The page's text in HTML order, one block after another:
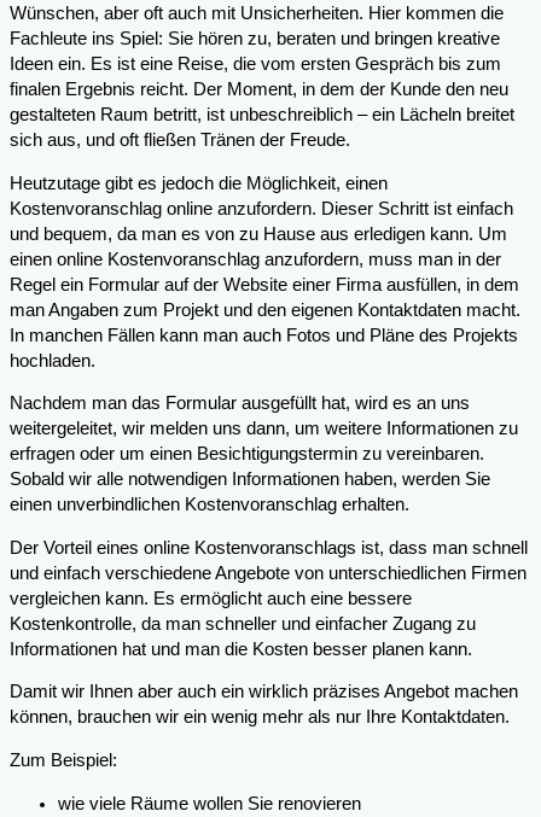
Wünschen, aber oft auch mit Unsicherheiten. Hier kommen die
Fachleute ins Spiel: Sie hören zu, beraten und bringen kreative
Ideen ein. Es ist eine Reise, die vom ersten Gespräch bis zum
finalen Ergebnis reicht. Der Moment, in dem der Kunde den neu
gestalteten Raum betritt, ist unbeschreiblich – ein Lächeln breitet
sich aus, und oft fließen Tränen der Freude.
Heutzutage gibt es jedoch die Möglichkeit, einen
Kostenvoranschlag online anzufordern. Dieser Schritt ist einfach
und bequem, da man es von zu Hause aus erledigen kann. Um
einen online Kostenvoranschlag anzufordern, muss man in der
Regel ein Formular auf der Website einer Firma ausfüllen, in dem
man Angaben zum Projekt und den eigenen Kontaktdaten macht.
In manchen Fällen kann man auch Fotos und Pläne des Projekts
hochladen.
Nachdem man das Formular ausgefüllt hat, wird es an uns
weitergeleitet, wir melden uns dann, um weitere Informationen zu
erfragen oder um einen Besichtigungstermin zu vereinbaren.
Sobald wir alle notwendigen Informationen haben, werden Sie
einen unverbindlichen Kostenvoranschlag erhalten.
Der Vorteil eines online Kostenvoranschlags ist, dass man schnell
und einfach verschiedene Angebote von unterschiedlichen Firmen
vergleichen kann. Es ermöglicht auch eine bessere
Kostenkontrolle, da man schneller und einfacher Zugang zu
Informationen hat und man die Kosten besser planen kann.
Damit wir Ihnen aber auch ein wirklich präzises Angebot machen
können, brauchen wir ein wenig mehr als nur Ihre Kontaktdaten.
Zum Beispiel:
wie viele Räume wollen Sie renovieren